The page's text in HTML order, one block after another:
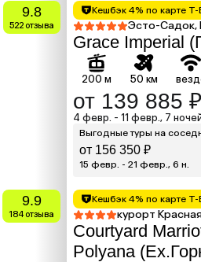
9.8
522 отзыва
Кешбэк 4% по карте Т-
Эсто-Садок,
Grace Imperial
200 м 50 км
от 139 885 ₽
4 февр. - 11 февр., 7
Выгодные туры на
от 156 350 ₽
15 февр. - 21 февр., 6 н.
9.9
184 отзыва
Кешбэк 4% по карте Т-
курорт
Courtyard
Polyana